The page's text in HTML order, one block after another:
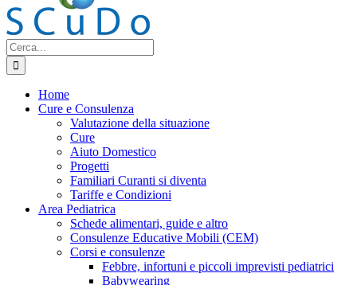
Cerca
per:
Home
Cure e Consulenza
Valutazione della situazione
Cure
Aiuto Domestico
Progetti
Familiari Curanti si diventa
Tariffe e Condizioni
Area Pediatrica
Schede alimentari, guide e altro
Consulenze Educative Mobili (CEM)
Corsi e consulenze
Febbre, infortuni e piccoli imprevisti pediatrici
Babywearing